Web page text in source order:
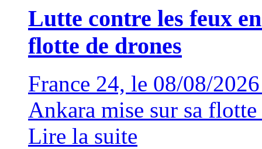
Lutte contre les feux
flotte de drones
France 24, le 08/08/
Ankara mise sur sa
Lire la suite